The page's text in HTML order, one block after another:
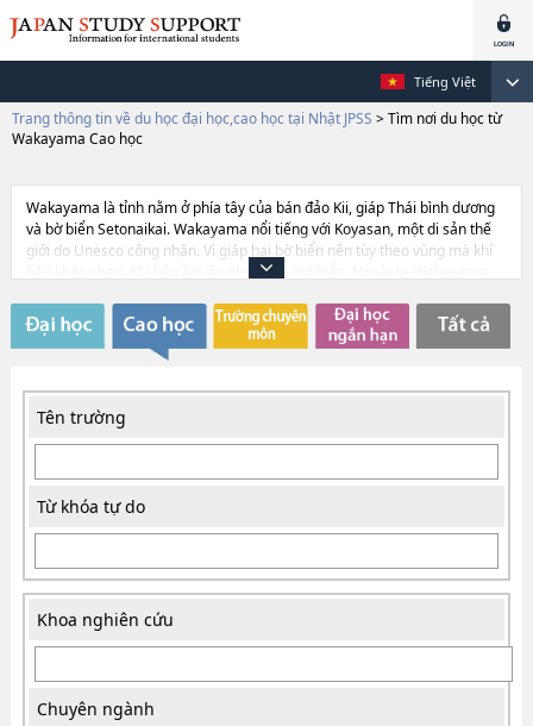
Tiếng Việt
Trang thông tin về du học đại học,cao học tại Nhật JPSS > Tìm nơi du học từ
Wakayama Cao học
Wakayama là tỉnh nằm ở phía tây của bán đảo Kii, giáp Thái bình dương
và bờ biển Setonaikai. Wakayama nổi tiếng với Koyasan, một di sản thế
giới do Unesco công nhận. Vì giáp hai bờ biển nên tùy theo vùng mà khí
hậu khác nhau. Khí hậu ấm áp nhưng có gió biển. Ngoài ra Wakayama
Những người nước ngoài sinh sống tại đây đều trở thành những cầu nối
giữa Nhật và các nước khác. Đương nhiên Wakayama cũng sẵn sàng tiếp
đón du học sinh đến từ các nước trên thế giới. Phương tiện giao thông ở
Tên trường
Từ khóa tự do
Khoa nghiên cứu
Chuyên ngành